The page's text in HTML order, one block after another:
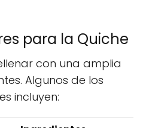
para la Quiche
con una amplia
Algunos de los
incluyen: